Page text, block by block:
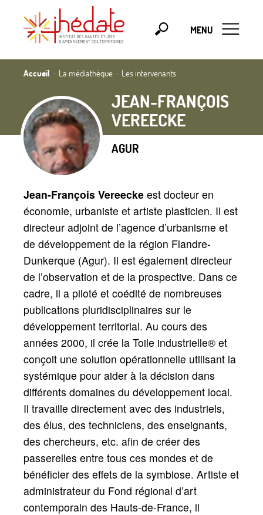
MENU
Accueil La médiathèque Les intervenants
JEAN-FRANÇOIS
VEREECKE
AGUR
Jean-François Vereecke est docteur en
économie, urbaniste et artiste plasticien. Il est
directeur adjoint de l’agence d’urbanisme et
de développement de la région Flandre-
Dunkerque (Agur). Il est également directeur
de l’observation et de la prospective. Dans ce
cadre, il a piloté et coédité de nombreuses
publications pluridisciplinaires sur le
développement territorial. Au cours des
années 2000, il crée la Toile industrielle® et
conçoit une solution opérationnelle utilisant la
systémique pour aider à la décision dans
différents domaines du développement local.
Il travaille directement avec des industriels,
des élus, des techniciens, des enseignants,
des chercheurs, etc. afin de créer des
passerelles entre tous ces mondes et de
bénéficier des effets de la symbiose. Artiste et
administrateur du Fond régional d’art
contemporain des Hauts-de-France, il